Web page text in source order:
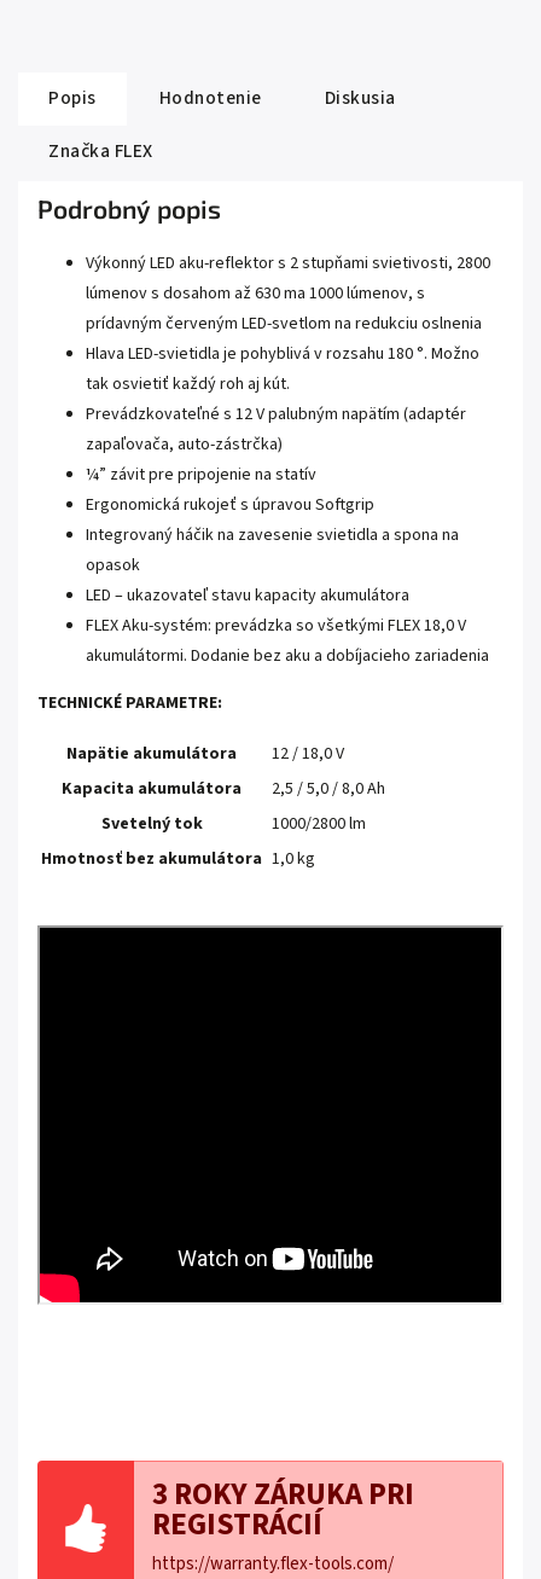
Popis Hodnotenie
Diskusia
Značka FLEX
Podrobný popis
Výkonný LED aku-reflektor s 2 stupňami svietivosti, 2800
lúmenov s dosahom až 630 ma 1000 lúmenov, s
prídavným červeným LED-svetlom na redukciu oslnenia
Hlava LED-svietidla je pohyblivá v rozsahu 180 °. Možno
tak osvietiť každý roh aj kút.
Prevádzkovateľné s 12 V palubným napätím (adaptér
zapaľovača, auto-zástrčka)
¼” závit pre pripojenie na statív
Ergonomická rukojeť s úpravou Softgrip
Integrovaný háčik na zavesenie svietidla a spona na
opasok
LED – ukazovateľ stavu kapacity akumulátora
FLEX Aku-systém: prevádzka so všetkými FLEX 18,0 V
akumulátormi. Dodanie bez aku a dobíjacieho zariadenia
TECHNICKÉ PARAMETRE:
Napätie akumulátora
12 / 18,0 V
Kapacita akumulátora
2,5 / 5,0 / 8,0 Ah
Svetelný tok
1000/2800 lm
Hmotnosť bez akumulátora 1,0 kg
3 ROKY ZÁRUKA PRI
REGISTRÁCIÍ
https://warranty.flex-tools.com/